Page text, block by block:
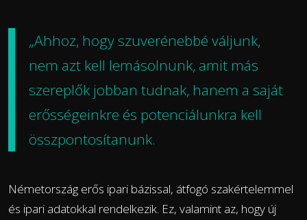
„Ahhoz, hogy szuverénebbé váljunk,
nem azt kell lemásolnunk, amit más
szereplők jobban tudnak, hanem a saját
erősségeinkre és potenciálunkra kell
összpontosítanunk.
Németország erős ipari bázissal, átfogó szakértelemmel
és ipari adatokkal rendelkezik. Ez, valamint az, hogy új